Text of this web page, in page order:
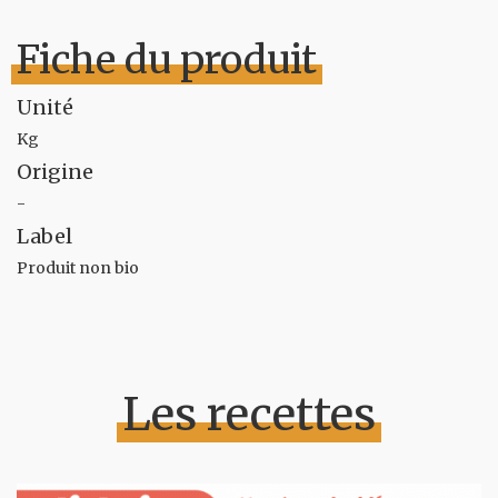
Fiche du produit
Unité
Kg
Origine
-
Label
Produit non bio
Les recettes